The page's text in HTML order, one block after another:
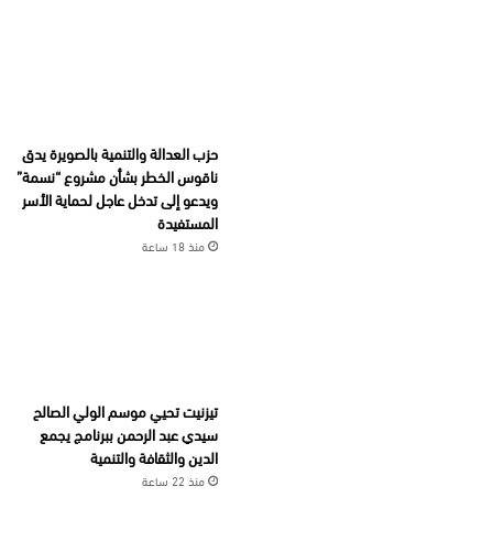
حزب العدالة والتنمية بالصويرة يدق
ناقوس الخطر بشأن مشروع “نسمة”
ويدعو إلى تدخل عاجل لحماية الأسر
المستفيدة
منذ 18 ساعة
تيزنيت تحيي موسم الولي الصالح
سيدي عبد الرحمن ببرنامج يجمع
الدين والثقافة والتنمية
منذ 22 ساعة